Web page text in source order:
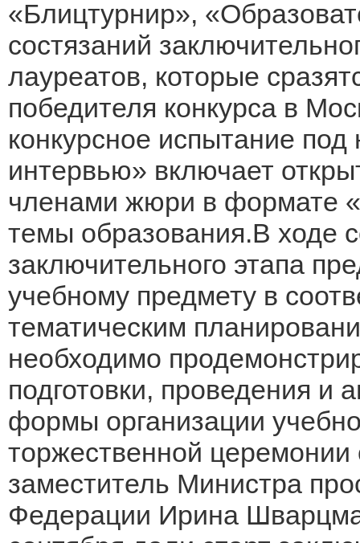
«Блицтурнир»,
состязаний
лауреатов, которые
победителя конкурса в
конкурсное испытание
интервью» включает
членами жюри в формате
темы образования.В ходе
заключительного этапа
учебному предмету в
тематическим
необходимо
подготовки, проведения и
формы организации
торжественной церемонии
заместитель Министра
Федерации Ирина